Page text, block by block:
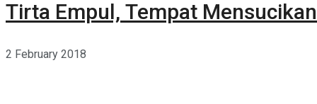
Tirta Empul, Tempat
2 February 2018